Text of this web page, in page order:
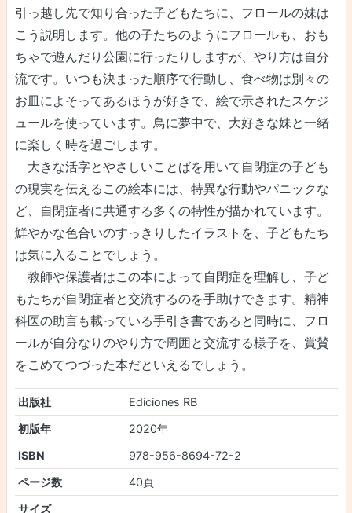
引っ越し先で知り合った子どもたちに、フロールの妹は
こう説明します。他の子たちのようにフロールも、おも
ちゃで遊んだり公園に行ったりしますが、やり方は自分
流です。いつも決まった順序で行動し、食べ物は別々の
お皿によそってあるほうが好きで、絵で示されたスケジ
ュールを使っています。鳥に夢中で、大好きな妹と一緒
に楽しく時を過ごします。
大きな活字とやさしいことばを用いて自閉症の子ども
の現実を伝えるこの絵本には、特異な行動やパニックな
ど、自閉症者に共通する多くの特性が描かれています。
鮮やかな色合いのすっきりしたイラストを、子どもたち
は気に入ることでしょう。
教師や保護者はこの本によって自閉症を理解し、子ど
もたちが自閉症者と交流するのを手助けできます。精神
科医の助言も載っている手引き書であると同時に、フロ
ールが自分なりのやり方で周囲と交流する様子を、賞賛
をこめてつづった本だといえるでしょう。
出版社
Ediciones RB
初版年
2020年
ISBN
978-956-8694-72-2
ページ数
40頁
サイズ